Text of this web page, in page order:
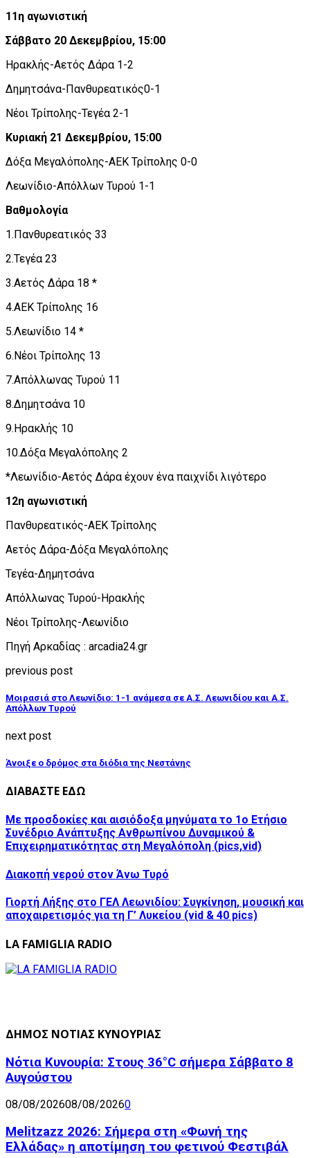
11η αγωνιστική
Σάββατο 20 Δεκεμβρίου, 15:00
Ηρακλής-Αετός Δάρα 1-2
Δημητσάνα-Πανθυρεατικός0-1
Νέοι Τρίπολης-Τεγέα 2-1
Κυριακή 21 Δεκεμβρίου, 15:00
Δόξα Μεγαλόπολης-ΑΕΚ Τρίπολης 0-0
Λεωνίδιο-Απόλλων Τυρού 1-1
Βαθμολογία
1.Πανθυρεατικός 33
2.Τεγέα 23
3.Αετός Δάρα 18 *
4.ΑΕΚ Τρίπολης 16
5.Λεωνίδιο 14 *
6.Νέοι Τρίπολης 13
7.Απόλλωνας Τυρού 11
8.Δημητσάνα 10
9.Ηρακλής 10
10.Δόξα Μεγαλόπολης 2
*Λεωνίδιο-Αετός Δάρα έχουν ένα παιχνίδι λιγότερο
12η αγωνιστική
Πανθυρεατικός-ΑΕΚ Τρίπολης
Αετός Δάρα-Δόξα Μεγαλόπολης
Τεγέα-Δημητσάνα
Απόλλωνας Τυρού-Ηρακλής
Νέοι Τρίπολης-Λεωνίδιο
Πηγή Αρκαδίας : arcadia24.gr
previous post
Μοιρασιά στο Λεωνίδιο: 1-1 ανάμεσα σε Α.Σ. Λεωνιδίου και Α.Σ.
Απόλλων Τυρού
next post
Άνοιξε ο δρόμος στα διόδια της Νεστάνης
ΔΙΑΒΑΣΤΕ ΕΔΩ
Με προσδοκίες και αισιόδοξα μηνύματα το 1ο Ετήσιο
Συνέδριο Ανάπτυξης Ανθρωπίνου Δυναμικού &
Επιχειρηματικότητας στη Μεγαλόπολη (pics,vid)
Διακοπή νερού στον Άνω Τυρό
Γιορτή Λήξης στο ΓΕΛ Λεωνιδίου: Συγκίνηση, μουσική και
αποχαιρετισμός για τη Γ’ Λυκείου (vid & 40 pics)
LA FAMIGLIA RADIO
ΔΗΜΟΣ ΝΟΤΙΑΣ ΚΥΝΟΥΡΙΑΣ
Νότια Κυνουρία: Στους 36°C σήμερα Σάββατο 8
Αυγούστου
08/08/202608/08/20260
Melitzazz 2026: Σήμερα στη «Φωνή της
Ελλάδας» η αποτίμηση του φετινού Φεστιβάλ